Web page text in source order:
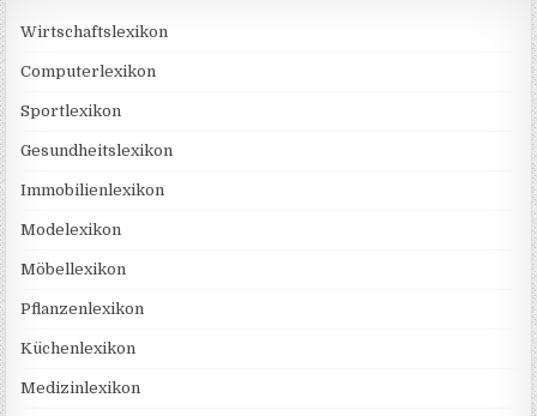
Wirtschaftslexikon
Computerlexikon
Sportlexikon
Gesundheitslexikon
Immobilienlexikon
Modelexikon
Möbellexikon
Pflanzenlexikon
Küchenlexikon
Medizinlexikon